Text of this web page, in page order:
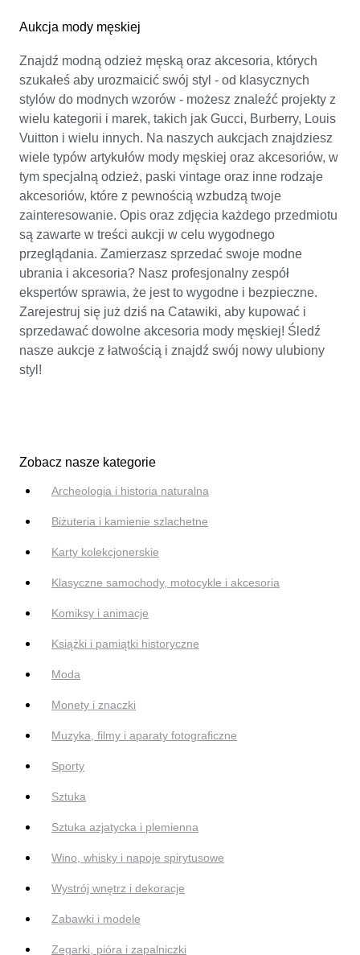
Aukcja mody męskiej
Znajdź modną odzież męską oraz akcesoria, których
szukałeś aby urozmaicić swój styl - od klasycznych
stylów do modnych wzorów - możesz znaleźć projekty z
wielu kategorii i marek, takich jak Gucci, Burberry, Louis
Vuitton i wielu innych. Na naszych aukcjach znajdziesz
wiele typów artykułów mody męskiej oraz akcesoriów, w
tym specjalną odzież, paski vintage oraz inne rodzaje
akcesoriów, które z pewnością wzbudzą twoje
zainteresowanie. Opis oraz zdjęcia każdego przedmiotu
są zawarte w treści aukcji w celu wygodnego
przeglądania. Zamierzasz sprzedać swoje modne
ubrania i akcesoria? Nasz profesjonalny zespół
ekspertów sprawia, że jest to wygodne i bezpieczne.
Zarejestruj się już dziś na Catawiki, aby kupować i
sprzedawać dowolne akcesoria mody męskiej! Śledź
nasze aukcje z łatwością i znajdź swój nowy ulubiony
styl!
Zobacz nasze kategorie
Archeologia i historia naturalna
Biżuteria i kamienie szlachetne
Karty kolekcjonerskie
Klasyczne samochody, motocykle i akcesoria
Komiksy i animacje
Książki i pamiątki historyczne
Moda
Monety i znaczki
Muzyka, filmy i aparaty fotograficzne
Sporty
Sztuka
Sztuka azjatycka i plemienna
Wino, whisky i napoje spirytusowe
Wystrój wnętrz i dekoracje
Zabawki i modele
Zegarki, pióra i zapalniczki